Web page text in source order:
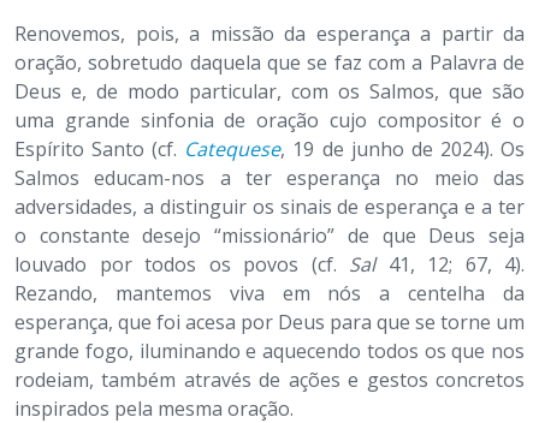
Renovemos, pois, a missão da esperança a partir da
oração, sobretudo daquela que se faz com a Palavra de
Deus e, de modo particular, com os Salmos, que são
uma grande sinfonia de oração cujo compositor é o
Espírito Santo (cf. Catequese, 19 de junho de 2024). Os
Salmos educam-nos a ter esperança no meio das
adversidades, a distinguir os sinais de esperança e a ter
o constante desejo “missionário” de que Deus seja
louvado por todos os povos (cf. Sal41, 12; 67, 4).
Rezando, mantemos viva em nós a centelha da
esperança, que foi acesa por Deus para que se torne um
grande fogo, iluminando e aquecendo todos os que nos
rodeiam, também através de ações e gestos concretos
inspirados pela mesma oração.